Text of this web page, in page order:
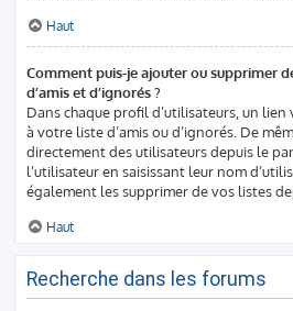
Haut
Comment puis-je ajouter ou supprimer
d’amis et d’ignorés ?
Dans chaque profil d’utilisateurs, un
à votre liste d’amis ou d’ignorés. De
directement des utilisateurs depuis le
l’utilisateur en saisissant leur nom
également les supprimer de vos listes
Haut
Recherche dans les forums